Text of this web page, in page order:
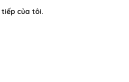
của tôi.